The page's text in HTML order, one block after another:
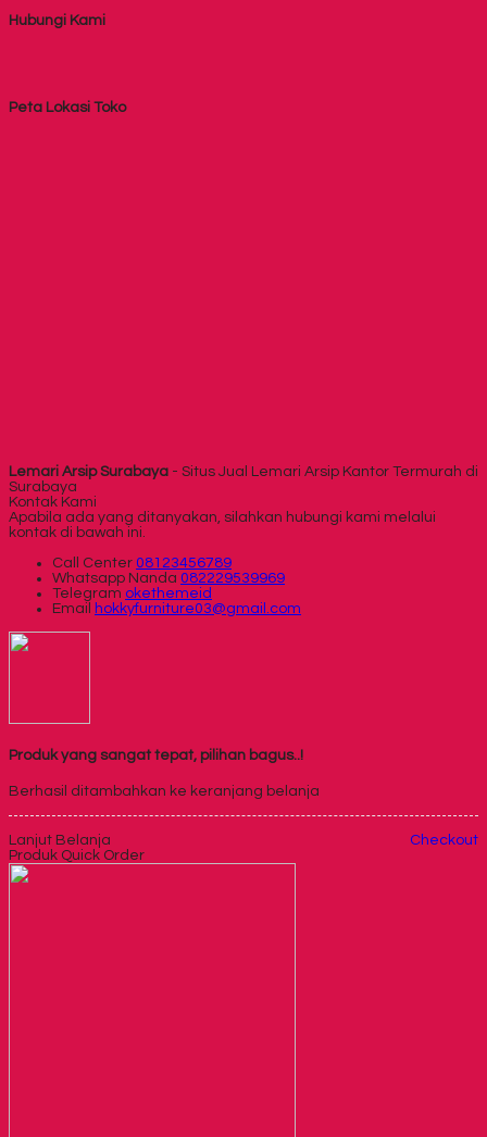
Hubungi Kami
Peta Lokasi Toko
Lemari Arsip Surabaya - Situs Jual Lemari Arsip Kantor Termurah di
Surabaya
Kontak Kami
Apabila ada yang ditanyakan, silahkan hubungi kami melalui
kontak di bawah ini.
Call Center 08123456789
Whatsapp Nanda 082229539969
Telegram okethemeid
Email
hokkyfurniture03@gmail.com
Produk yang sangat tepat, pilihan bagus..!
Berhasil ditambahkan ke keranjang belanja
Lanjut Belanja
Checkout
Produk Quick Order